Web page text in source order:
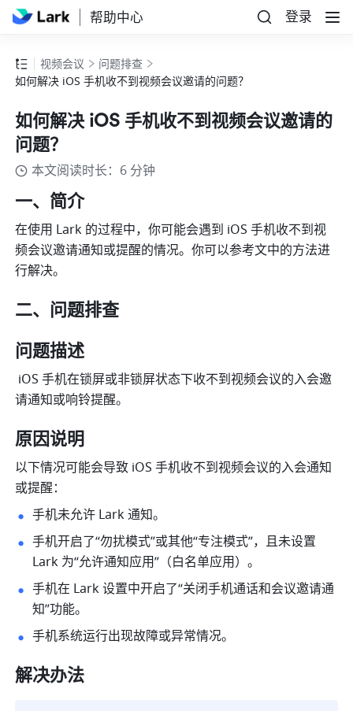
帮助中心 登录
视频会议
问题排查
如何解决 iOS 手机收不到视频会议邀请的问题？
如何解决 iOS 手机收不到视频会议邀请的
问题？
本文阅读时长：6 分钟
一、简介
在使用 Lark 的过程中，你可能会遇到 iOS 手机收不到视
频会议邀请通知或提醒的情况。你可以参考文中的方法进
行解决。
二、问题排查
问题描述
请通知或响铃提醒。
原因说明
以下情况可能会导致 iOS 手机收不到视频会议的入会通知
或提醒：
手机未允许 Lark 通知。
手机开启了“勿扰模式”或其他“专注模式”，且未设置
Lark 为“允许通知应用”（白名单应用）。
手机在 Lark 设置中开启了“关闭手机通话和会议邀请通
知”功能。
手机系统运行出现故障或异常情况。
解决办法